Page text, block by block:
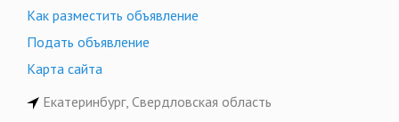
Как разместить объявление
Подать объявление
Карта сайта
Екатеринбург, Свердловская область